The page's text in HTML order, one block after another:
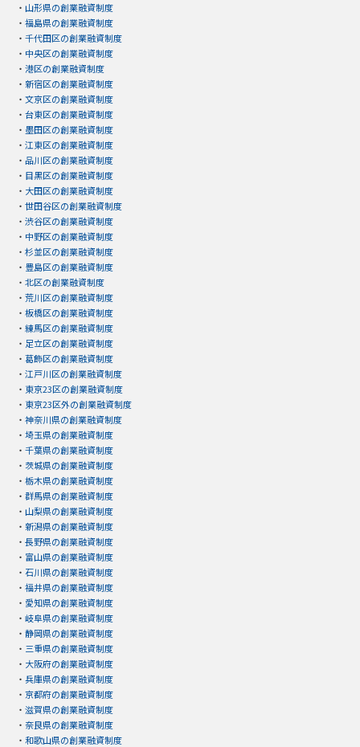
・ 山形県の創業融資制度
・ 福島県の創業融資制度
・ 千代田区の創業融資制度
・ 中央区の創業融資制度
・ 港区の創業融資制度
・ 新宿区の創業融資制度
・ 文京区の創業融資制度
・ 台東区の創業融資制度
・ 墨田区の創業融資制度
・ 江東区の創業融資制度
・ 品川区の創業融資制度
・ 目黒区の創業融資制度
・ 大田区の創業融資制度
・ 世田谷区の創業融資制度
・ 渋谷区の創業融資制度
・ 中野区の創業融資制度
・ 杉並区の創業融資制度
・ 豊島区の創業融資制度
・ 北区の創業融資制度
・ 荒川区の創業融資制度
・ 板橋区の創業融資制度
・ 練馬区の創業融資制度
・ 足立区の創業融資制度
・ 葛飾区の創業融資制度
・ 江戸川区の創業融資制度
・ 東京23区の創業融資制度
・ 東京23区外の創業融資制度
・ 神奈川県の創業融資制度
・ 埼玉県の創業融資制度
・ 千葉県の創業融資制度
・ 茨城県の創業融資制度
・ 栃木県の創業融資制度
・ 群馬県の創業融資制度
・ 山梨県の創業融資制度
・ 新潟県の創業融資制度
・ 長野県の創業融資制度
・ 富山県の創業融資制度
・ 石川県の創業融資制度
・ 福井県の創業融資制度
・ 愛知県の創業融資制度
・ 岐阜県の創業融資制度
・ 静岡県の創業融資制度
・ 三重県の創業融資制度
・ 大阪府の創業融資制度
・ 兵庫県の創業融資制度
・ 京都府の創業融資制度
・ 滋賀県の創業融資制度
・ 奈良県の創業融資制度
・ 和歌山県の創業融資制度